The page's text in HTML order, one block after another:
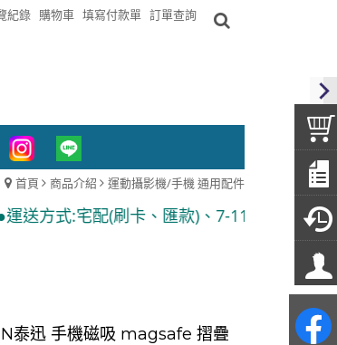
紀錄 購物車 填寫付款單 訂單查詢
首頁 商品介紹 運動攝影機/手機 通用配件
匯款)、7-11貨到付款 ●隨貨附發票
泰迅 手機磁吸 magsafe 摺疊